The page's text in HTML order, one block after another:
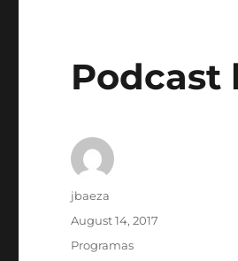
Podcast
Author
jbaeza
Posted
August 14, 2017
Categories
Programas